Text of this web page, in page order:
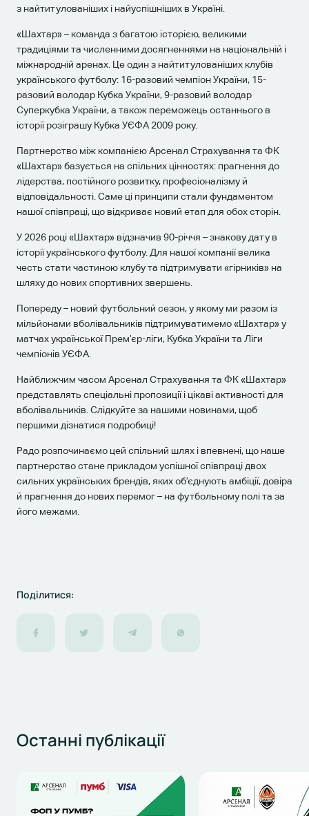
з найтитулованіших і найуспішніших в Україні.
«Шахтар» – команда з багатою історією, великими
традиціями та численними досягненнями на національній і
міжнародній аренах. Це один з найтитулованіших клубів
українського футболу: 16-разовий чемпіон України, 15-
разовий володар Кубка України, 9-разовий володар
Суперкубка України, а також переможець останнього в
історії розіграшу Кубка УЄФА 2009 року.
Партнерство між компанією Арсенал Страхування та ФК
«Шахтар» базується на спільних цінностях: прагнення до
лідерства, постійного розвитку, професіоналізму й
відповідальності. Саме ці принципи стали фундаментом
нашої співпраці, що відкриває новий етап для обох сторін.
У 2026 році «Шахтар» відзначив 90-річчя – знакову дату в
історії українського футболу. Для нашої компанії велика
честь стати частиною клубу та підтримувати «гірників» на
шляху до нових спортивних звершень.
Попереду – новий футбольний сезон, у якому ми разом із
мільйонами вболівальників підтримуватимемо «Шахтар» у
матчах української Прем’єр-ліги, Кубка України та Ліги
чемпіонів УЄФА.
Найближчим часом Арсенал Страхування та ФК «Шахтар»
представлять спеціальні пропозиції і цікаві активності для
вболівальників. Слідкуйте за нашими новинами, щоб
першими дізнатися подробиці!
Радо розпочинаємо цей спільний шлях і впевнені, що наше
партнерство стане прикладом успішної співпраці двох
сильних українських брендів, яких об’єднують амбіції, довіра
й прагнення до нових перемог – на футбольному полі та за
його межами.
Поділитися:
Останні публікації